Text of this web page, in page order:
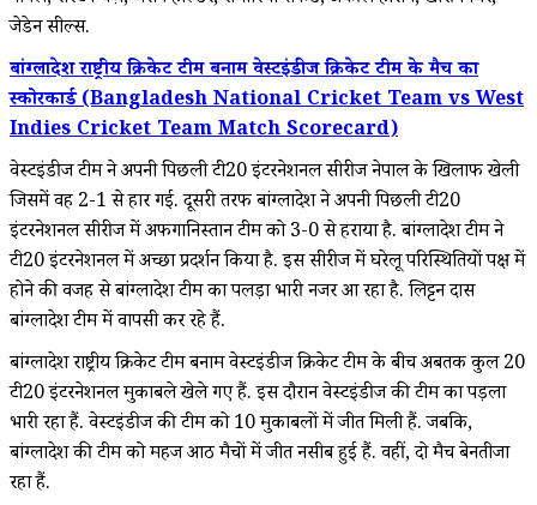
जेडेन सील्स.
बांग्लादेश राष्ट्रीय क्रिकेट टीम बनाम वेस्टइंडीज क्रिकेट टीम के मैच का
स्कोरकार्ड (Bangladesh National Cricket Team vs West
Indies Cricket Team Match Scorecard)
वेस्टइंडीज टीम ने अपनी पिछली टी20 इंटरनेशनल सीरीज नेपाल के खिलाफ खेली
जिसमें वह 2-1 से हार गई. दूसरी तरफ बांग्लादेश ने अपनी पिछली टी20
इंटरनेशनल सीरीज में अफगानिस्तान टीम को 3-0 से हराया है. बांग्लादेश टीम ने
टी20 इंटरनेशनल में अच्छा प्रदर्शन किया है. इस सीरीज में घरेलू परिस्थितियों पक्ष में
होने की वजह से बांग्लादेश टीम का पलड़ा भारी नजर आ रहा है. लिट्टन दास
बांग्लादेश टीम में वापसी कर रहे हैं.
बांग्लादेश राष्ट्रीय क्रिकेट टीम बनाम वेस्टइंडीज क्रिकेट टीम के बीच अबतक कुल 20
टी20 इंटरनेशनल मुकाबले खेले गए हैं. इस दौरान वेस्टइंडीज की टीम का पड़ला
भारी रहा हैं. वेस्टइंडीज की टीम को 10 मुकाबलों में जीत मिली हैं. जबकि,
बांग्लादेश की टीम को महज आठ मैचों में जीत नसीब हुई हैं. वहीं, दो मैच बेनतीजा
रहा हैं.